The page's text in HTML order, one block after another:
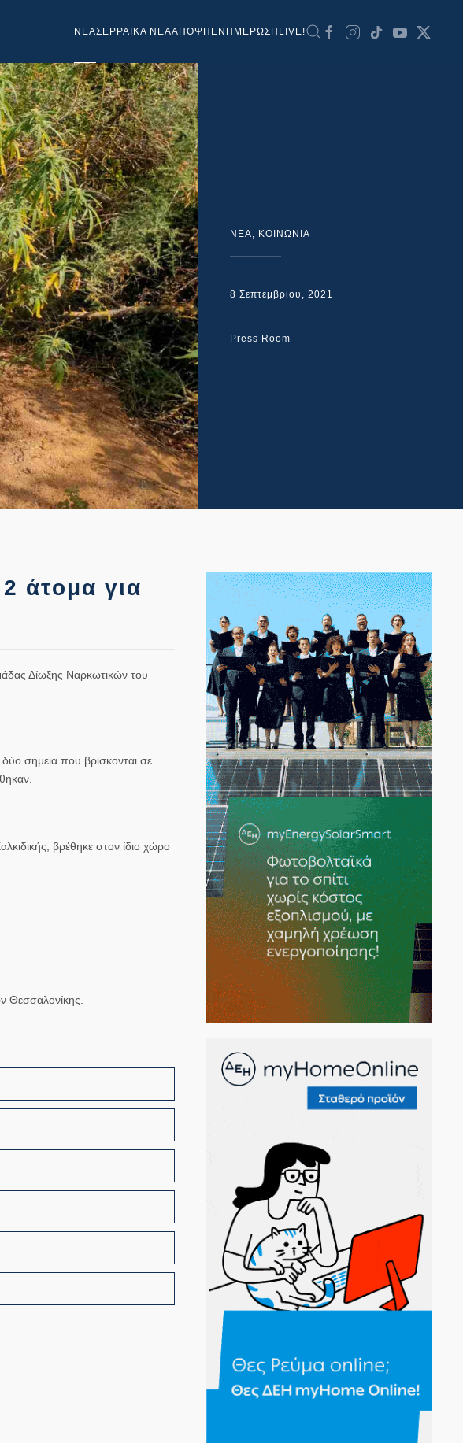
NEAΣΕΡΡΑΙΚΑ ΝΕΑΑΠΟΨΗ ΕΝΗΜΕΡΩΣΗ LIVE!
NEA, ΚΟΙΝΩΝΙΑ
8 Σεπτεμβρίου, 2021
Press Room
άτομα για
Δίωξης Ναρκωτικών του
δύο σημεία που βρίσκονται σε
βρέθηκε στον ίδιο χώρο
Θεσσαλονίκης.